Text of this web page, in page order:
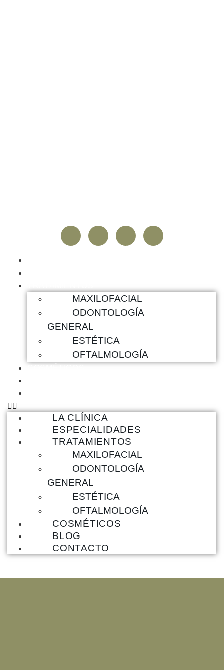
MAXILOFACIAL
ODONTOLOGÍA
GENERAL
ESTÉTICA
OFTALMOLOGÍA
LA CLÍNICA
ESPECIALIDADES
TRATAMIENTOS
MAXILOFACIAL
ODONTOLOGÍA
GENERAL
ESTÉTICA
OFTALMOLOGÍA
COSMÉTICOS
BLOG
CONTACTO